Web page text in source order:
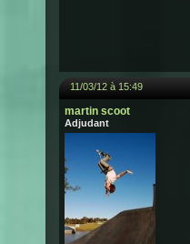
11/03/12 à 15:49
martin scoot
Adjudant